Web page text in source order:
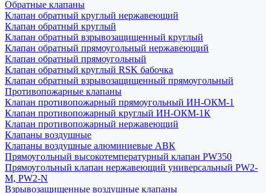
Обратные клапаны
Клапан обратный круглый нержавеющий
Клапан обратный круглый
Клапан обратный взрывозащищенный круглый
Клапан обратный прямоугольный нержавеющий
Клапан обратный прямоугольный
Клапан обратный круглый RSK бабочка
Клапан обратный взрывозащищенный прямоугольный
Противопожарные клапаны
Клапан противопожарный прямоугольный ИН-ОКМ-1
Клапан противопожарный круглый ИН-ОКМ-1К
Клапан противопожарный нержавеющий
Клапаны воздушные
Клапаны воздушные алюминиевые АВК
Прямоугольный высокотемпературный клапан PW350
Прямоугольный клапан нержавеющий универсальный PW2-
M, PW2-N
Взрывозащищенные воздушные клапаны